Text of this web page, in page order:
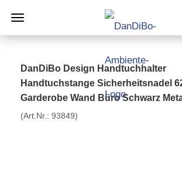
DanDiBo Design Handtuchhalter
Handtuchstange Sicherheitsnadel
Garderobe Wand Büro Schwarz
(Art.Nr.: 93849)